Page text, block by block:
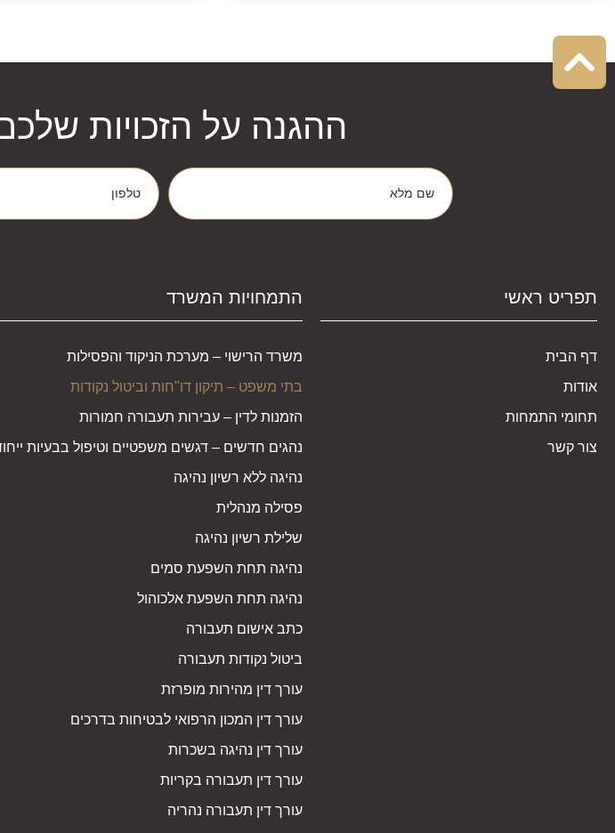
ההגנה על הזכויות
תפריט ראשי
דף הבית
אודות
תחומי התמחות
צור קשר
התמחויות המשרד
משרד הרישוי – מערכת הניקוד והפסילות
בתי משפט – תיקון דו"חות וביטול נקודות
הזמנות לדין – עבירות תעבורה חמורות
נהגים חדשים – דגשים משפטיים וטיפול בבעיות
נהיגה ללא רשיון נהיגה
פסילה מנהלית
שלילת רשיון נהיגה
נהיגה תחת השפעת סמים
נהיגה תחת השפעת אלכוהול
כתב אישום תעבורה
ביטול נקודות תעבורה
עורך דין מהירות מופרזת
עורך דין המכון הרפואי לבטיחות בדרכים
עורך דין נהיגה בשכרות
עורך דין תעבורה בקריות
עורך דין תעבורה נהריה